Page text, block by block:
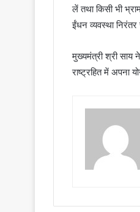
लें तथा किसी भी
ईंधन व्यवस्था
मुख्यमंत्री श्री साय
राष्ट्रहित में अपना